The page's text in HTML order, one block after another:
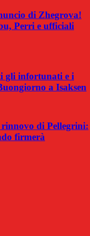
di Zhegrova!
Perri e ufficiali
gli infortunati e i
a Isaksen
di Pellegrini:
firmerà